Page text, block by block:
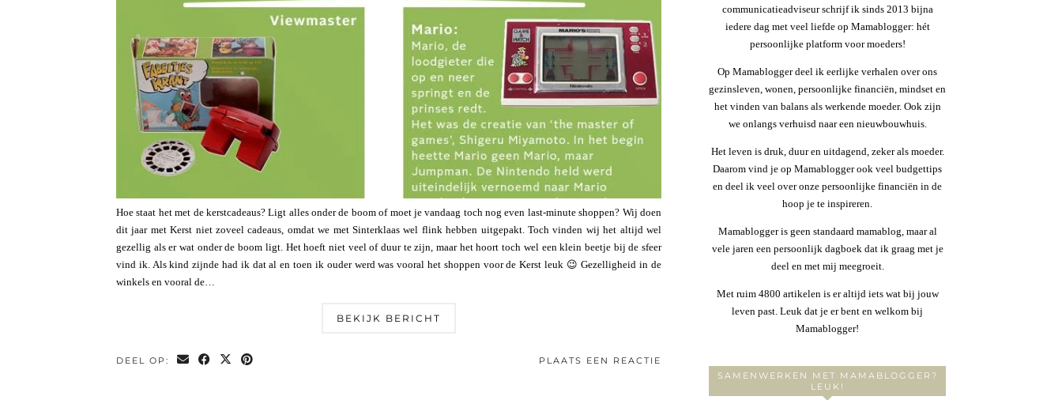
Hoe staat het met de kerstcadeaus? Ligt alles onder de boom of moet je vandaag toch nog even last-minute shoppen? Wij doen
dit jaar met Kerst niet zoveel cadeaus, omdat we met Sinterklaas wel flink hebben uitgepakt. Toch vinden wij het altijd wel
gezellig als er wat onder de boom ligt. Het hoeft niet veel of duur te zijn, maar het hoort toch wel een klein beetje bij de sfeer
vind ik. Als kind zijnde had ik dat al en toen ik ouder werd was vooral het shoppen voor de Kerst leuk 😉 Gezelligheid in de
winkels en vooral de…
BEKIJK BERICHT
DEEL OP: PLAATS EEN REACTIE
communicatieadviseur schrijf ik sinds 2013 bijna
iedere dag met veel liefde op Mamablogger: hét
persoonlijke platform voor moeders!
Op Mamablogger deel ik eerlijke verhalen over ons
gezinsleven, wonen, persoonlijke financiën, mindset en
het vinden van balans als werkende moeder. Ook zijn
we onlangs verhuisd naar een nieuwbouwhuis.
Het leven is druk, duur en uitdagend, zeker als moeder.
Daarom vind je op Mamablogger ook veel budgettips
en deel ik veel over onze persoonlijke financiën in de
hoop je te inspireren.
Mamablogger is geen standaard mamablog, maar al
vele jaren een persoonlijk dagboek dat ik graag met je
deel en met mij meegroeit.
Met ruim 4800 artikelen is er altijd iets wat bij jouw
leven past. Leuk dat je er bent en welkom bij
Mamablogger!
SAMENWERKEN MET MAMABLOGGER?
LEUK!